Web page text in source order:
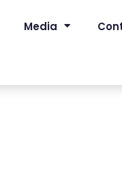
Media